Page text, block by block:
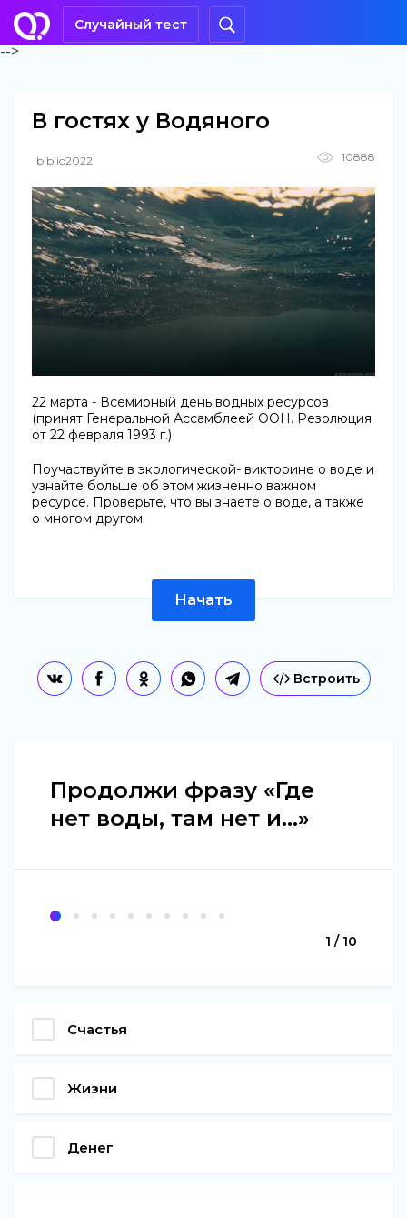
Случайный тест
-->
В гостях у Водяного
biblio2022 10888
22 марта - Всемирный день водных ресурсов
(принят Генеральной Ассамблеей ООН. Резолюция
от 22 февраля 1993 г.)
Поучаствуйте в экологической- викторине о воде и
узнайте больше об этом жизненно важном
ресурсе. Проверьте, что вы знаете о воде, а также
о многом другом.
Начать
Встроить
Продолжи фразу «Где
нет воды, там нет и...»
1 / 10
Счастья
Жизни
Денег